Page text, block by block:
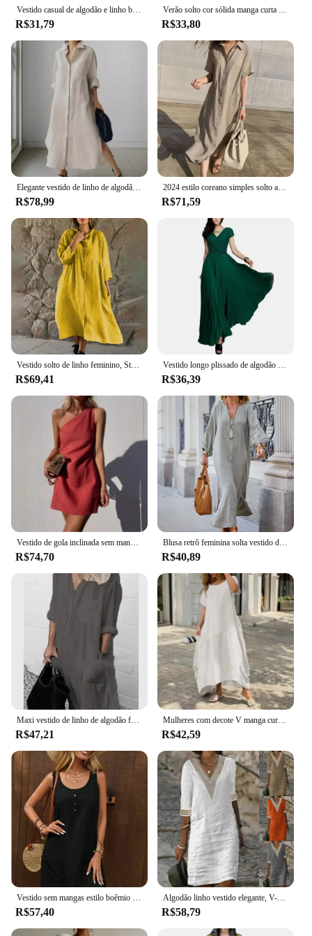
Vestido casual de algodão e linho branco, decote V, babados, sem mangas, elegante, boho, praia, festa, mini vestidos, feminino, verão, novo
R$31,79
Verão solto cor sólida manga curta com decote em v vestido de linho de algodão vestido de estoque feminino
R$33,80
Elegante vestido de linho de algodão feminino, cardigã irregular, peito único, manga comprida, camisa solta, moda verão, novo
R$78,99
2024 estilo coreano simples solto ajuste cintura-equipado único breasted manga curta camisa de linho vestido roupas femininas
R$71,59
R$69,41 R$36,39
R$74,70
Blusa retrô feminina solta vestido de linho e algodão, feminino de areia de praia manga 3/4, maxi de botão, vestidos longos, verão, novo
R$40,89
R$47,21
Mulheres com decote V manga curta solto vestido de linho de algodão, moda verão, feminino extragrande vestido maxi, longo, S-5XL, JYFS-3029
R$42,59
R$57,40
Algodão linho vestido elegante, V-Neck, Mid Sleeved, Cor sólida, Novo
R$58,79